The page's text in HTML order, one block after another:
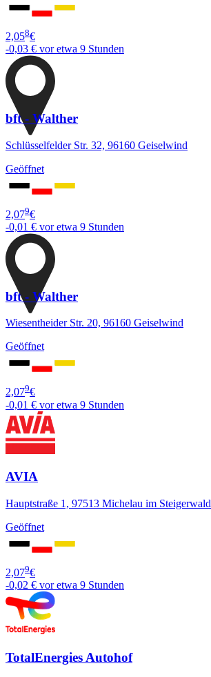
2,058€
-0,03 € vor etwa 9 Stunden
bft - Walther
Schlüsselfelder Str. 32, 96160 Geiselwind
Geöffnet
2,079€
-0,01 € vor etwa 9 Stunden
bft - Walther
Wiesentheider Str. 20, 96160 Geiselwind
Geöffnet
2,079€
-0,01 € vor etwa 9 Stunden
AVIA
Hauptstraße 1, 97513 Michelau im Steigerwald
Geöffnet
2,079€
-0,02 € vor etwa 9 Stunden
TotalEnergies Autohof